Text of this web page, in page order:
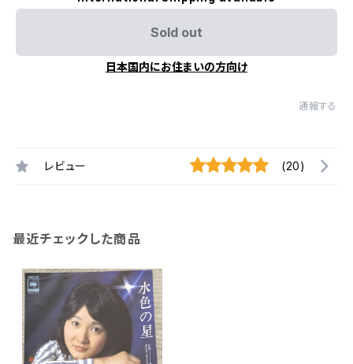
Sold out
日本国内にお住まいの方向け
通報する
レビュー (20)
最近チェックした商品